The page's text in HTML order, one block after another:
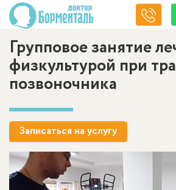
Групповое занятие
физкультурой при
позвоночника
Записаться на услугу